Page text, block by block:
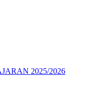
2025/2026